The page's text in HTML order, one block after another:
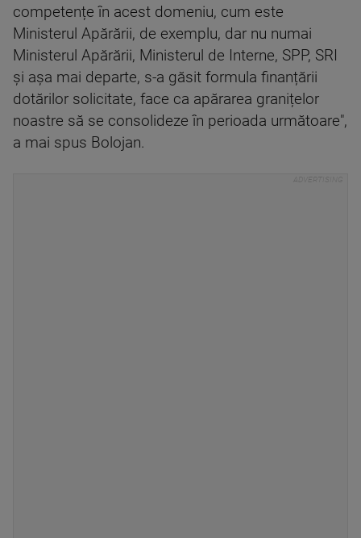
competențe în acest domeniu, cum este
Ministerul Apărării, de exemplu, dar nu numai
Ministerul Apărării, Ministerul de Interne, SPP, SRI
și așa mai departe, s-a găsit formula finanțării
dotărilor solicitate, face ca apărarea granițelor
noastre să se consolideze în perioada următoare",
a mai spus Bolojan.